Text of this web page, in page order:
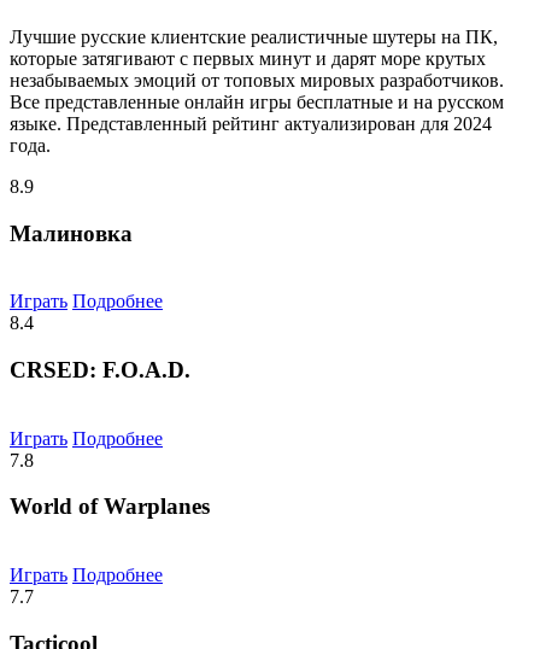
Лучшие русские клиентские реалистичные шутеры на ПК,
которые затягивают с первых минут и дарят море крутых
незабываемых эмоций от топовых мировых разработчиков.
Все представленные онлайн игры бесплатные и на русском
языке. Представленный рейтинг актуализирован для 2024
года.
8.9
Малиновка
Играть Подробнее
8.4
CRSED: F.O.A.D.
Играть Подробнее
7.8
World of Warplanes
Играть Подробнее
7.7
Tacticool